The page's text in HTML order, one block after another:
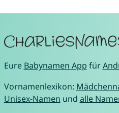
Eure Babynamen App für
Vornamenlexikon:
Unisex-Namen und alle